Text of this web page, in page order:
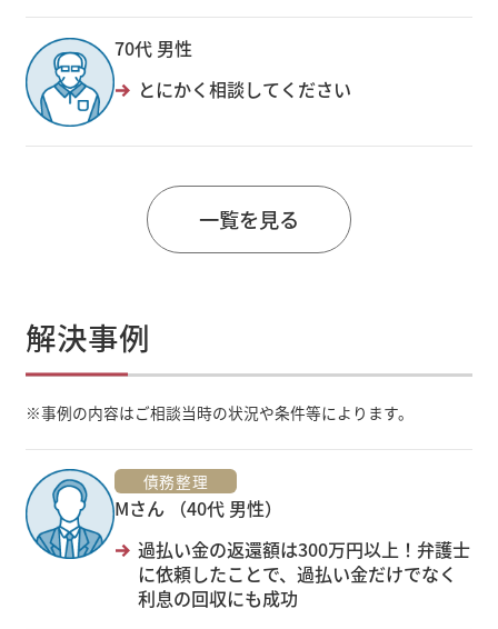
70代 男性
とにかく相談してください
一覧を見る
解決事例
※事例の内容はご相談当時の状況や条件等によります。
債務整理
Mさん （40代 男性）
過払い金の返還額は300万円以上！弁護士
に依頼したことで、過払い金だけでなく
利息の回収にも成功